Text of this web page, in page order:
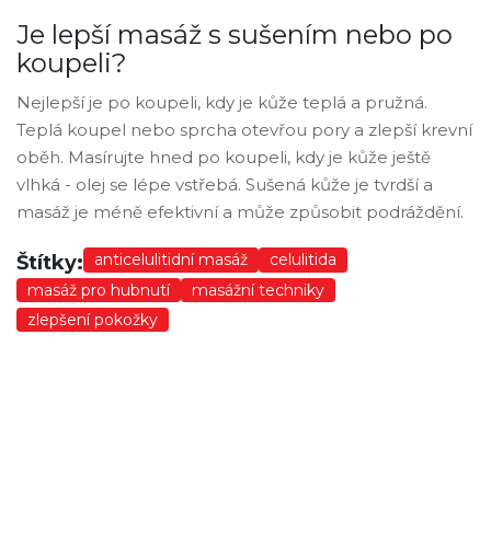
Je lepší masáž s sušením nebo po
koupeli?
Nejlepší je po koupeli, kdy je kůže teplá a pružná.
Teplá koupel nebo sprcha otevřou pory a zlepší krevní
oběh. Masírujte hned po koupeli, kdy je kůže ještě
vlhká - olej se lépe vstřebá. Sušená kůže je tvrdší a
masáž je méně efektivní a může způsobit podráždění.
Štítky: anticelulitidní masáž
celulitida
masáž pro hubnutí
masážní techniky
zlepšení pokožky